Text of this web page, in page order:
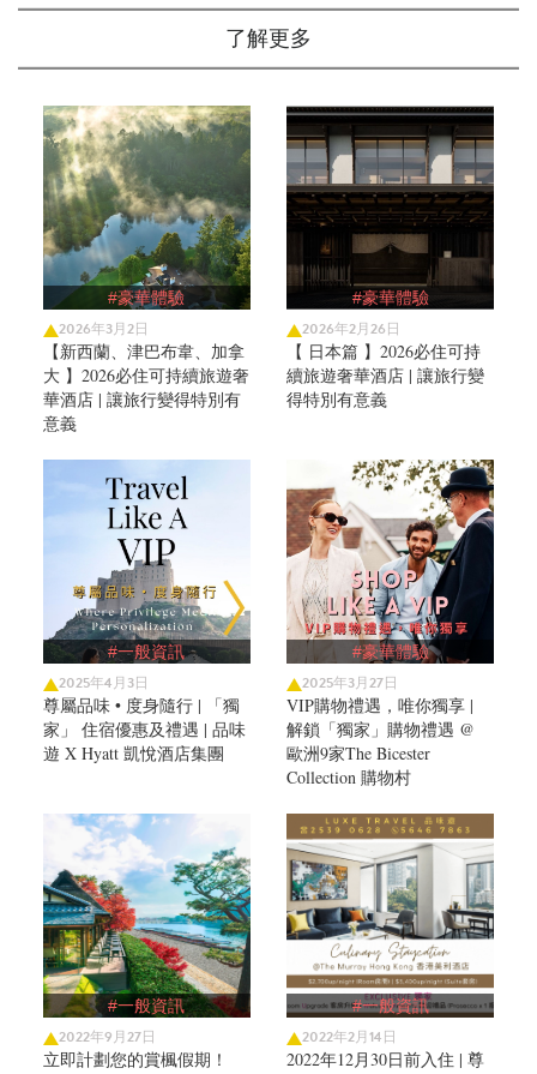
了解更多
#豪華體驗
2026年3月2日
【新西蘭、津巴布韋、加拿
大 】2026必住可持續旅遊奢
華酒店 | 讓旅行變得特別有
意義
#豪華體驗
2026年2月26日
【 日本篇 】2026必住可持
續旅遊奢華酒店 | 讓旅行變
得特別有意義
#一般資訊
2025年4月3日
尊屬品味 • 度身隨行 | 「獨
家」 住宿優惠及禮遇 | 品味
遊 X Hyatt 凱悅酒店集團
#豪華體驗
2025年3月27日
VIP購物禮遇，唯你獨享 |
解鎖「獨家」購物禮遇 @
歐洲9家The Bicester
Collection 購物村
#一般資訊
2022年9月27日
立即計劃您的賞楓假期！
#一般資訊
2022年2月14日
2022年12月30日前入住 | 尊